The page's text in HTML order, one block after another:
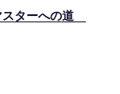
スターへの道